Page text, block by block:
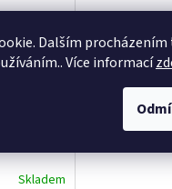
Dalším
Více informací
Skladem